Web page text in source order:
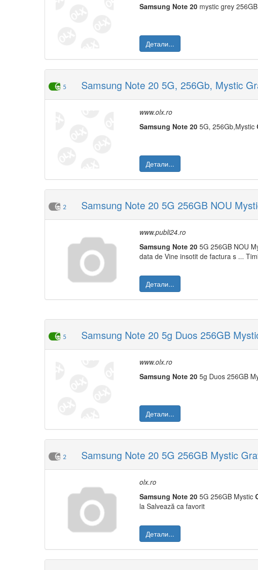
Samsung Note 20 mystic grey
Детали...
5 Samsung Note 20 5G, 256Gb, Mystic
www.olx.ro
Samsung Note 20 5G, 256Gb,Mystic
Детали...
2 Samsung Note 20 5G 256GB NOU
www.publi24.ro
Samsung Note 20 5G 256GB NOU
data de Vine insotit de factura s ...
Детали...
5 Samsung Note 20 5g Duos 256GB
www.olx.ro
Samsung Note 20 5g Duos 256GB
Детали...
2 Samsung Note 20 5G 256GB Mystic
olx.ro
Samsung Note 20 5G 256GB Mystic
la Salvează ca favorit
Детали...